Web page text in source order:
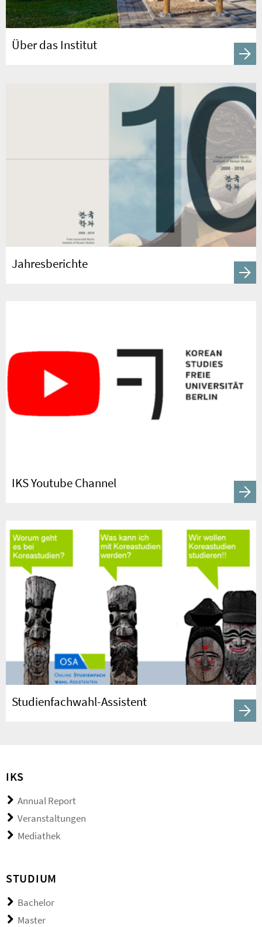
Über das Institut
Jahresberichte
IKS Youtube Channel
Studienfachwahl-Assistent
IKS
Annual Report
Veranstaltungen
Mediathek
STUDIUM
Bachelor
Master